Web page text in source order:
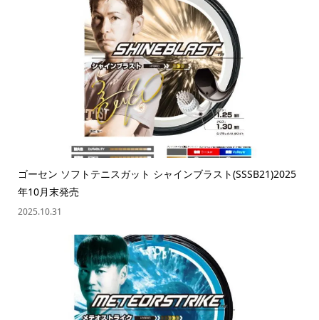
ゴーセン ソフトテニスガット シャインブラスト(SSSB21)2025
年10月末発売
2025.10.31